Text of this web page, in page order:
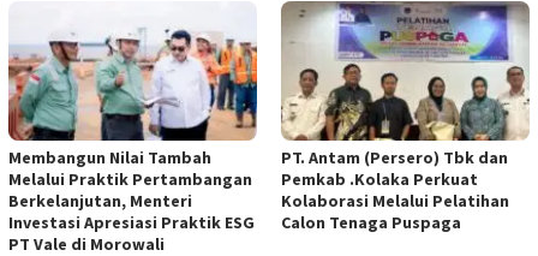
Membangun Nilai Tambah
Melalui Praktik Pertambangan
Berkelanjutan, Menteri
Investasi Apresiasi Praktik ESG
PT Vale di Morowali
PT. Antam (Persero) Tbk dan
Pemkab .Kolaka Perkuat
Kolaborasi Melalui Pelatihan
Calon Tenaga Puspaga